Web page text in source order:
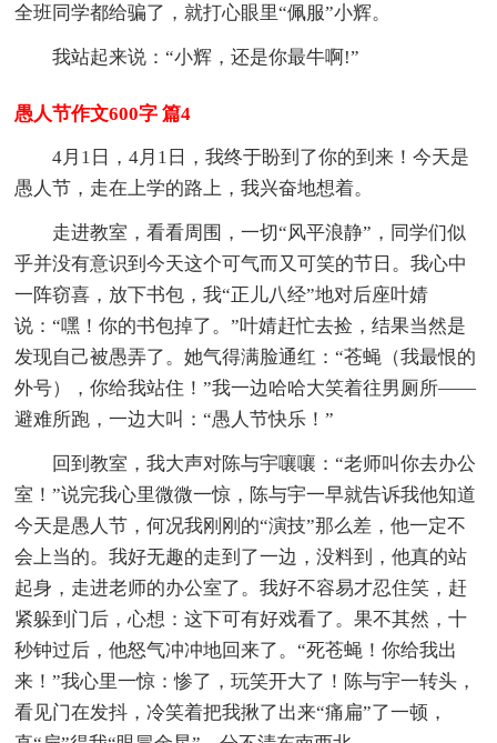
全班同学都给骗了，就打心眼里“佩服”小辉。
我站起来说：“小辉，还是你最牛啊!”
愚人节作文600字 篇4
4月1日，4月1日，我终于盼到了你的到来！今天是
愚人节，走在上学的路上，我兴奋地想着。
走进教室，看看周围，一切“风平浪静”，同学们似
乎并没有意识到今天这个可气而又可笑的节日。我心中
一阵窃喜，放下书包，我“正儿八经”地对后座叶婧
说：“嘿！你的书包掉了。”叶婧赶忙去捡，结果当然是
发现自己被愚弄了。她气得满脸通红：“苍蝇（我最恨的
外号），你给我站住！”我一边哈哈大笑着往男厕所——
避难所跑，一边大叫：“愚人节快乐！”
回到教室，我大声对陈与宇嚷嚷：“老师叫你去办公
室！”说完我心里微微一惊，陈与宇一早就告诉我他知道
今天是愚人节，何况我刚刚的“演技”那么差，他一定不
会上当的。我好无趣的走到了一边，没料到，他真的站
起身，走进老师的办公室了。我好不容易才忍住笑，赶
紧躲到门后，心想：这下可有好戏看了。果不其然，十
秒钟过后，他怒气冲冲地回来了。“死苍蝇！你给我出
来！”我心里一惊：惨了，玩笑开大了！陈与宇一转头，
看见门在发抖，冷笑着把我揪了出来“痛扁”了一顿，